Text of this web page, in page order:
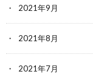
2021年9月
2021年8月
2021年7月